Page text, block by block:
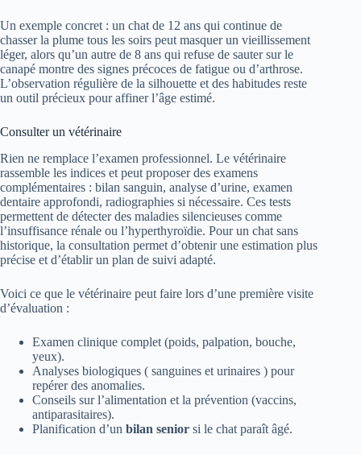
Un exemple concret : un chat de 12 ans qui continue de
chasser la plume tous les soirs peut masquer un vieillissement
léger, alors qu’un autre de 8 ans qui refuse de sauter sur le
canapé montre des signes précoces de fatigue ou d’arthrose.
L’observation régulière de la silhouette et des habitudes reste
un outil précieux pour affiner l’âge estimé.
Consulter un vétérinaire
Rien ne remplace l’examen professionnel. Le vétérinaire
rassemble les indices et peut proposer des examens
complémentaires : bilan sanguin, analyse d’urine, examen
dentaire approfondi, radiographies si nécessaire. Ces tests
permettent de détecter des maladies silencieuses comme
l’insuffisance rénale ou l’hyperthyroïdie. Pour un chat sans
historique, la consultation permet d’obtenir une estimation plus
précise et d’établir un plan de suivi adapté.
Voici ce que le vétérinaire peut faire lors d’une première visite
d’évaluation :
Examen clinique complet (poids, palpation, bouche,
yeux).
Analyses biologiques ( sanguines et urinaires ) pour
repérer des anomalies.
Conseils sur l’alimentation et la prévention (vaccins,
antiparasitaires).
Planification d’un bilan senior si le chat paraît âgé.